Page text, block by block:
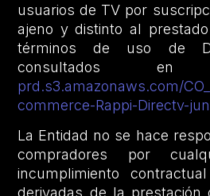
usuarios de TV por
ajeno y distinto al
términos de uso de
consultados en
prd.s3.amazonaws.com/
commerce-Rappi-Directv-
La Entidad no se hace
compradores por
incumplimiento
derivadas de la prestación